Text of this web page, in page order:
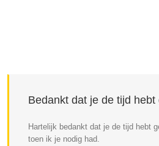
Bedankt dat je de tijd hebt
Hartelijk bedankt dat je de tijd hebt
toen ik je nodig had.